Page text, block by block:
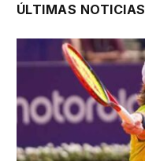
ÚLTIMAS NOTICIAS